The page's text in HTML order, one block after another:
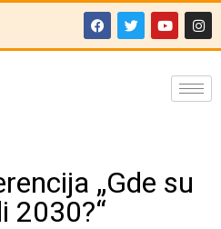
„Gde su
2030?“